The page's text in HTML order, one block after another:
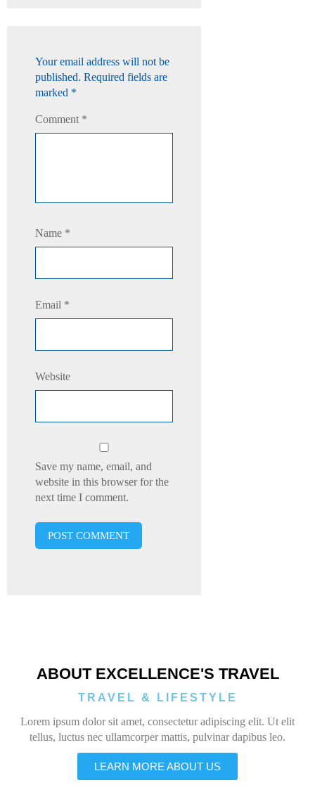
Your email address will not be
published. Required fields are
marked *
Comment *
Name *
Email *
Website
Save my name, email, and
website in this browser for the
next time I comment.
ABOUT EXCELLENCE'S TRAVEL
TRAVEL & LIFESTYLE
Lorem ipsum dolor sit amet, consectetur adipiscing elit. Ut elit
tellus, luctus nec ullamcorper mattis, pulvinar dapibus leo.
LEARN MORE ABOUT US